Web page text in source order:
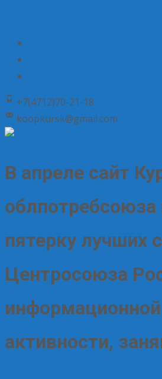
+7(4712)70-21-18
koopkursk@gmail.com
В апреле сайт
пятерку лучших
Центросоюза
информационной
активности,